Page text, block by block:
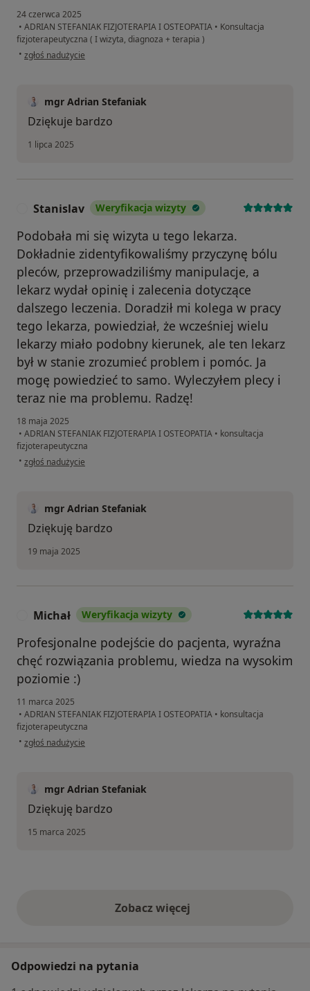
24 czerwca 2025
• ADRIAN STEFANIAK FIZJOTERAPIA I OSTEOPATIA • Konsultacja
fizjoterapeutyczna ( I wizyta, diagnoza + terapia )
• w opinii użytkownika MM
zgłoś nadużycie
mgr Adrian Stefaniak
Dziękuje bardzo
1 lipca 2025
Stanislav Weryfikacja wizyty
Podobała mi się wizyta u tego lekarza.
Dokładnie zidentyfikowaliśmy przyczynę bólu
pleców, przeprowadziliśmy manipulacje, a
lekarz wydał opinię i zalecenia dotyczące
dalszego leczenia. Doradził mi kolega w pracy
tego lekarza, powiedział, że wcześniej wielu
lekarzy miało podobny kierunek, ale ten lekarz
był w stanie zrozumieć problem i pomóc. Ja
mogę powiedzieć to samo. Wyleczyłem plecy i
teraz nie ma problemu. Radzę!
18 maja 2025
• ADRIAN STEFANIAK FIZJOTERAPIA I OSTEOPATIA • konsultacja
fizjoterapeutyczna
• w opinii użytkownika Stanislav
zgłoś nadużycie
mgr Adrian Stefaniak
Dziękuję bardzo
19 maja 2025
Michał Weryfikacja wizyty
Profesjonalne podejście do pacjenta, wyraźna
chęć rozwiązania problemu, wiedza na wysokim
poziomie :)
11 marca 2025
• ADRIAN STEFANIAK FIZJOTERAPIA I OSTEOPATIA • konsultacja
fizjoterapeutyczna
• w opinii użytkownika Michał
zgłoś nadużycie
mgr Adrian Stefaniak
Dziękuję bardzo
15 marca 2025
Zobacz więcejopinie powyżej
Odpowiedzi na pytania